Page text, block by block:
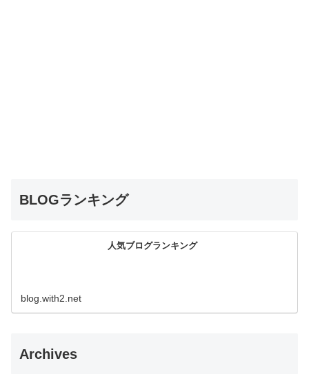
BLOGランキング
人気ブログランキング
blog.with2.net
Archives